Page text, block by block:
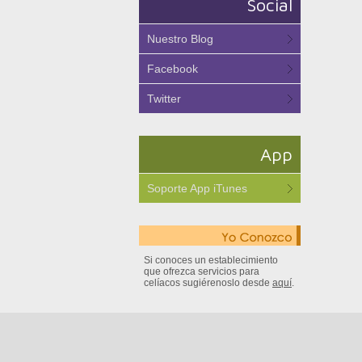
Social
Nuestro Blog
Facebook
Twitter
App
Soporte App iTunes
Si conoces un establecimiento
que ofrezca servicios para
celíacos sugiérenoslo desde aquí.